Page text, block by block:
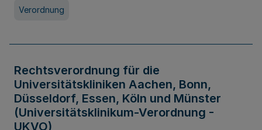
Verordnung
Rechtsverordnung für die
Universitätskliniken Aachen, Bonn,
Düsseldorf, Essen, Köln und Münster
(Universitätsklinikum-Verordnung -
UKVO)